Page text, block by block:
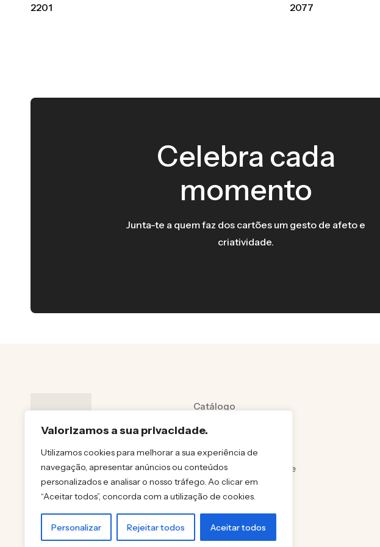
Valorizamos a sua privacidade.
Utilizamos cookies para melhorar a sua experiência de
navegação, apresentar anúncios ou conteúdos
personalizados e analisar o nosso tráfego. Ao clicar em
“Aceitar todos”, concorda com a utilização de cookies.
Personalizar Rejeitar todos Aceitar todos
2201 2077
Celebra cada
momento
Junta-te a quem faz dos cartões um gesto de afeto e
criatividade.
Catálogo
Sobre
Contactos
Política de privacidade
Polítiica de cookies